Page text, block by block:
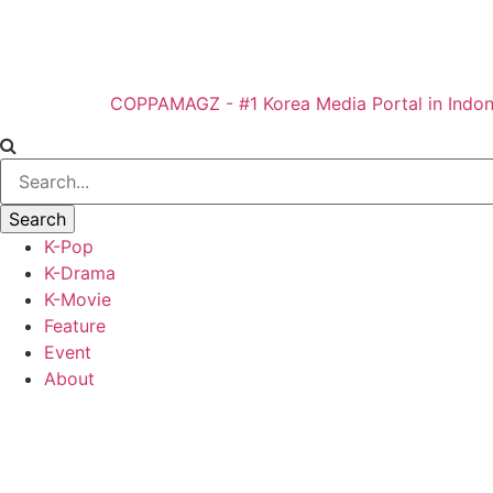
COPPAMAGZ - #1 Korea Media Portal in
K-Pop
K-Drama
K-Movie
Feature
Event
About